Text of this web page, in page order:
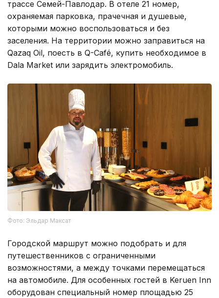
трассе Семей-Павлодар. В отеле 21 номер,
охраняемая парковка, прачечная и душевые,
которыми можно воспользоваться и без
заселения. На территории можно заправиться на
Qazaq Oil, поесть в Q-Café, купить необходимое в
Dala Market или зарядить электромобиль.
Фото: Эльдар Максат
Городской маршрут можно подобрать и для
путешественников с ограниченными
возможностями, а между точками перемещаться
на автомобиле. Для особенных гостей в Keruen Inn
оборудован специальный номер площадью 25